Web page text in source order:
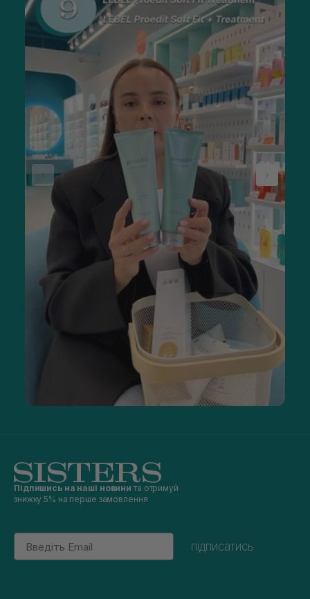
зібрані найкращі засоби для догляду за шкірою від
провідних брендів. Тут можна знайти широкий вибір
продуктів, розроблених спеціально для чутливої та
схильної до акне шкіри. Якість – на першому місці: магазин
працює тільки з офіційними постачальниками, тому кожен
товар – сертифікований, безпечний і повністю відповідає
заявленому складу.
Sisters регулярно оновлює асортимент і пропонує чесну
вартість без штучних націнок.
Замовлення оформлюється всього в кілька кліків, і вже за 1–
2 дні можна отримати б’юті-засіб у будь-якому
куточку України.
Підпишись на наші новини та отримуй
знижку 5% на перше замовлення
Email
підписатись